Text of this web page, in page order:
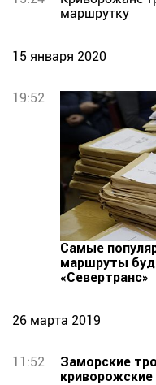
маршрутку
15 января 2020
19:52
Самые
маршруты
«Севертранс»
26 марта 2019
11:52
Заморские
криворожские